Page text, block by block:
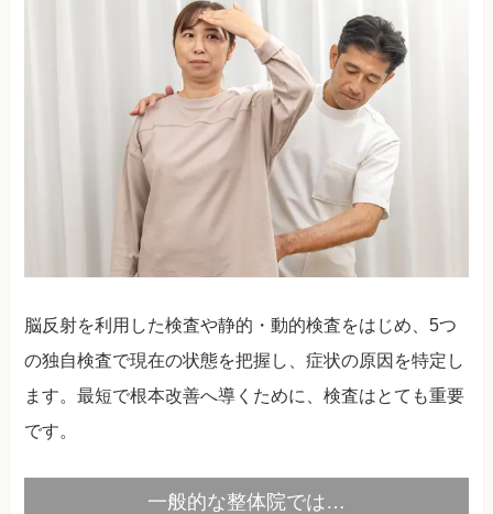
脳反射を利用した検査や静的・動的検査をはじめ、5つ
の独自検査で現在の状態を把握し、症状の原因を特定し
ます。最短で根本改善へ導くために、検査はとても重要
です。
一般的な整体院では…